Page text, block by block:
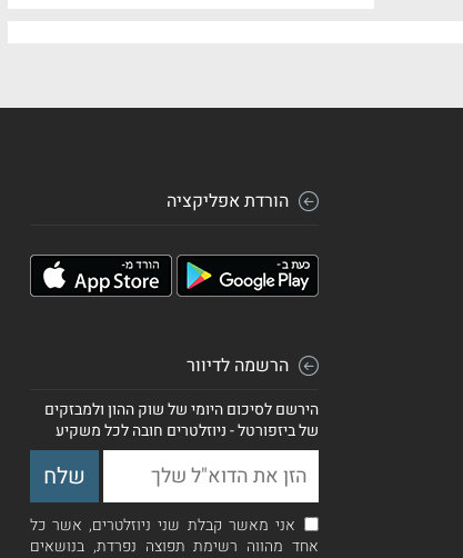
הורדת אפליקציה
הרשמה לדיוור
הירשם לסיכום היומי של שוק ההון ולמבזקים
של ביזפורטל - ניוזלטרים חובה לכל משקיע
אני מאשר קבלת שני ניוזלטרים, אשר כל
אחד מהווה רשימת תפוצה נפרדת, בנושאים